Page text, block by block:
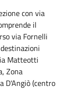
con via
il
via Fornelli
Matteotti
Zona
D'Angiò (centro